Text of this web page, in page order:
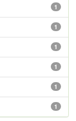
1
1
1
1
1
1